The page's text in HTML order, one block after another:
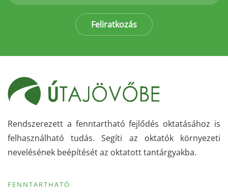
Feliratkozás
Rendszerezett a fenntartható fejlődés oktatásához is
felhasználható tudás. Segíti az oktatók környezeti
nevelésének beépítését az oktatott tantárgyakba.
FENNTARTHATÓ